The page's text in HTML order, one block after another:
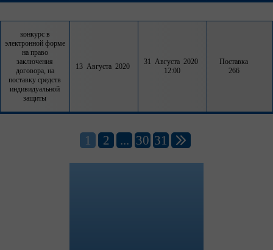
конкурс в
электронной форме
на право
заключения
договора, на
поставку средств
индивидуальной
защиты
13 Августа 2020
31 Августа 2020
12:00
Поставка
266
1 2 ... 30 31